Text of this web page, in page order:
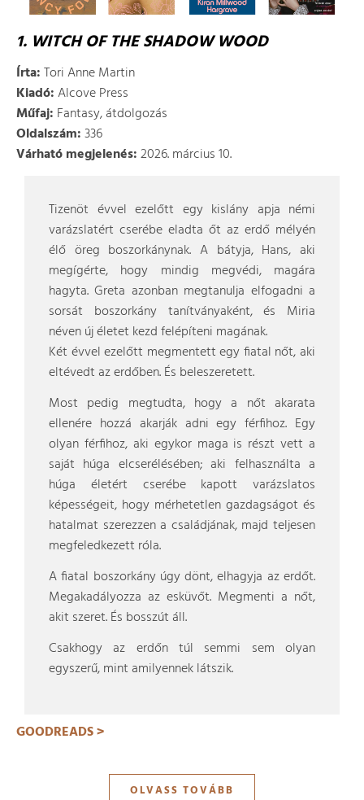
1. WITCH OF THE SHADOW WOOD
Írta:Tori Anne Martin
Kiadó:Alcove Press
Műfaj: Fantasy, átdolgozás
Oldalszám:336
Várható megjelenés:2026. március 10.
Tizenöt évvel ezelőtt egy kislány apja némi
varázslatért cserébe eladta őt az erdő mélyén
élő öreg boszorkánynak. A bátyja, Hans, aki
megígérte, hogy mindig megvédi, magára
hagyta. Greta azonban megtanulja elfogadni a
sorsát boszorkány tanítványaként, és Miria
néven új életet kezd felépíteni magának.
Két évvel ezelőtt megmentett egy fiatal nőt, aki
eltévedt az erdőben. És beleszeretett.
Most pedig megtudta, hogy a nőt akarata
ellenére hozzá akarják adni egy férfihoz. Egy
olyan férfihoz, aki egykor maga is részt vett a
saját húga elcserélésében; aki felhasználta a
húga életért cserébe kapott varázslatos
képességeit, hogy mérhetetlen gazdagságot és
hatalmat szerezzen a családjának, majd teljesen
megfeledkezett róla.
A fiatal boszorkány úgy dönt, elhagyja az erdőt.
Megakadályozza az esküvőt. Megmenti a nőt,
akit szeret. És bosszút áll.
Csakhogy az erdőn túl semmi sem olyan
egyszerű, mint amilyennek látszik.
GOODREADS >
OLVASS TOVÁBB